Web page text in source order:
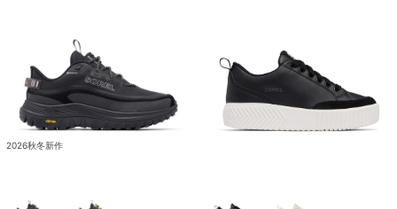
2026秋冬新作